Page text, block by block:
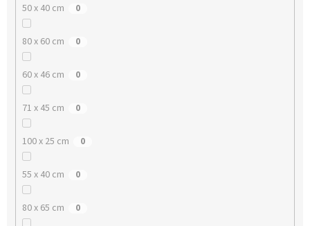
50 x 40 cm 0
80 x 60 cm 0
60 x 46 cm 0
71 x 45 cm 0
100 x 25 cm 0
55 x 40 cm 0
80 x 65 cm 0